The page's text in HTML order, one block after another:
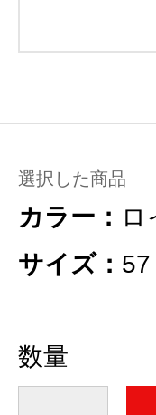
選択した商品
カラー： ロ
サイズ： 57
数量